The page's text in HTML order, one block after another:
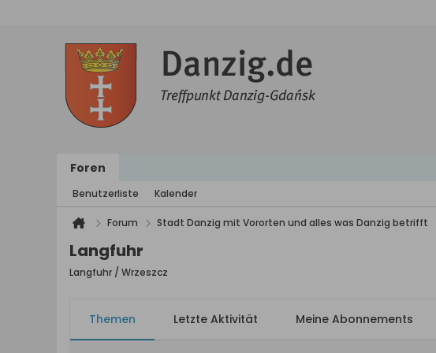
Foren
Benutzerliste Kalender
Forum Stadt Danzig mit Vororten und alles was Danzig betrifft
Langfuhr
Langfuhr / Wrzeszcz
Themen Letzte Aktivität Meine Abonnements